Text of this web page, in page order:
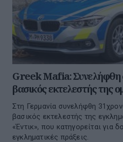
Greek Mafia: Συνελήφθη
βασικός εκτελεστής της
Στη Γερμανία συνελήφθη
βασικός εκτελεστής της
«Έντικ», που κατηγορείται για
εγκληματικές πράξεις.